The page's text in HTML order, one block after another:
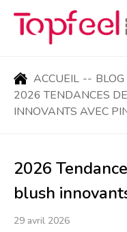
ACCUEIL -- BLOG
2026 TENDANCES
INNOVANTS AVEC
2026
blush
29 avril 2026